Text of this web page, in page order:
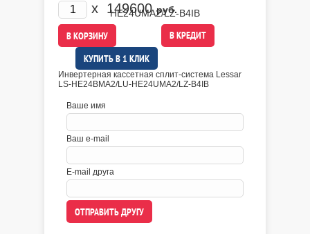
x 149600 руб.
В КРЕДИТ
КУПИТЬ В 1 КЛИК
Инвертерная кассетная сплит-система Lessar
LS-HE24BMA2/LU-HE24UMA2/LZ-B4IB
Ваше имя
Ваш e-mail
E-mail друга